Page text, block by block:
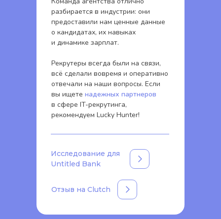
разбирается в индустрии: они
предоставили нам ценные данные
о кандидатах, их навыках
и динамике зарплат.
Рекрутеры всегда были на связи,
всё сделали вовремя и оперативно
отвечали на наши вопросы. Если
вы ищете надежных партнеров
в сфере IT-рекрутинга,
рекомендуем Lucky Hunter!
Отзыв на Clutch
Исследование для
Untitled Bank